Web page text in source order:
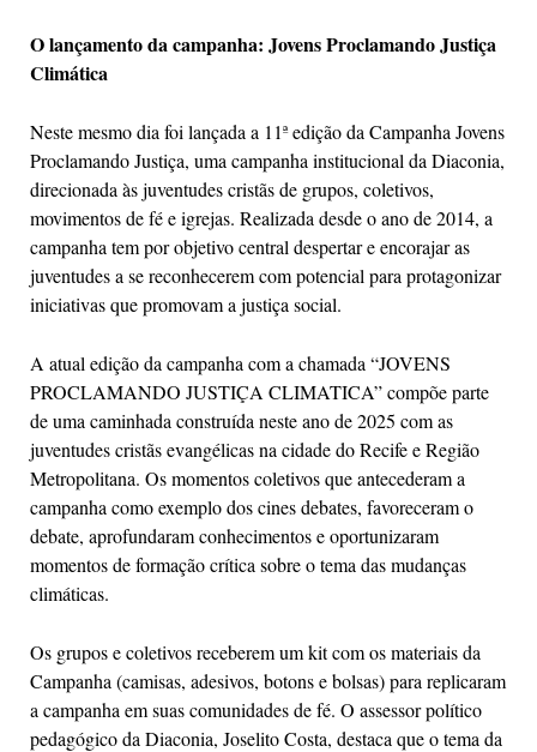
O lançamento da campanha: Jovens Proclamando Justiça
Climática
Neste mesmo dia foi lançada a 11ª edição da Campanha Jovens
Proclamando Justiça, uma campanha institucional da Diaconia,
direcionada às juventudes cristãs de grupos, coletivos,
movimentos de fé e igrejas. Realizada desde o ano de 2014, a
campanha tem por objetivo central despertar e encorajar as
juventudes a se reconhecerem com potencial para protagonizar
iniciativas que promovam a justiça social.
A atual edição da campanha com a chamada “JOVENS
PROCLAMANDO JUSTIÇA CLIMATICA” compõe parte
de uma caminhada construída neste ano de 2025 com as
juventudes cristãs evangélicas na cidade do Recife e Região
Metropolitana. Os momentos coletivos que antecederam a
campanha como exemplo dos cines debates, favoreceram o
debate, aprofundaram conhecimentos e oportunizaram
momentos de formação crítica sobre o tema das mudanças
climáticas.
Os grupos e coletivos receberem um kit com os materiais da
Campanha (camisas, adesivos, botons e bolsas) para replicaram
a campanha em suas comunidades de fé. O assessor político
pedagógico da Diaconia, Joselito Costa, destaca que o tema da